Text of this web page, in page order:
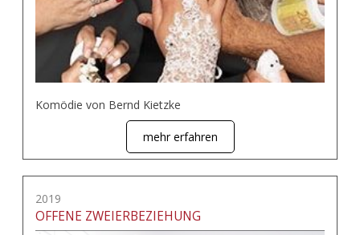
Komödie von Bernd Kietzke
mehr erfahren
2019
OFFENE ZWEIERBEZIEHUNG